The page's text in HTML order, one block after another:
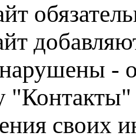
-
"Контакты"
своих